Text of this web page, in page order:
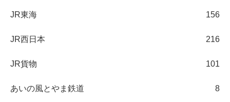
JR東海 156
JR西日本 216
JR貨物 101
あいの風とやま鉄道 8